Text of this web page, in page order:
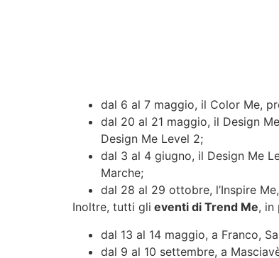
dal 6 al 7 maggio, il Color Me,
dal 20 al 21 maggio, il Design
Design Me Level 2;
dal 3 al 4 giugno, il Design Me
Marche;
dal 28 al 29 ottobre, l’Inspire
Inoltre, tutti gli eventi di Trend Me, in
dal 13 al 14 maggio, a Franco,
dal 9 al 10 settembre, a